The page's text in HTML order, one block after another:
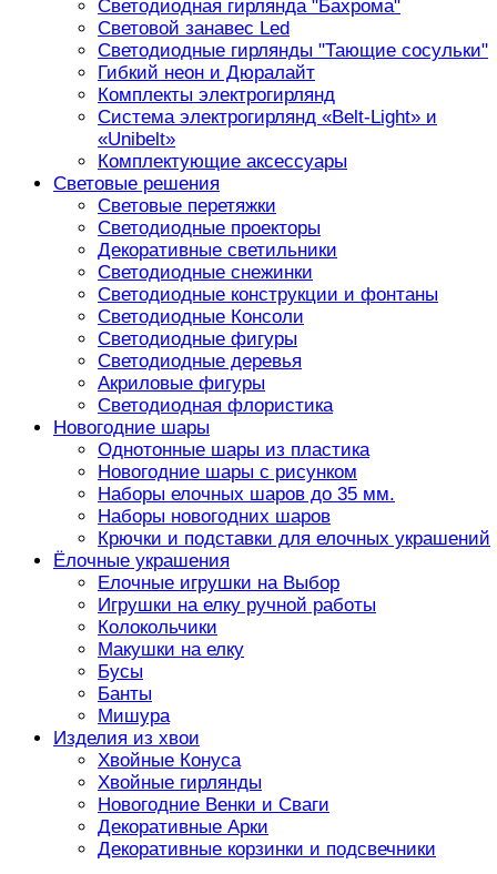
Светодиодная гирлянда "Бахрома"
Световой занавес Led
Светодиодные гирлянды "Тающие сосульки"
Гибкий неон и Дюралайт
Комплекты электрогирлянд
Система электрогирлянд «Belt-Light» и
«Unibelt»
Комплектующие аксессуары
Световые решения
Световые перетяжки
Светодиодные проекторы
Декоративные светильники
Светодиодные снежинки
Светодиодные конструкции и фонтаны
Светодиодные Консоли
Светодиодные фигуры
Светодиодные деревья
Акриловые фигуры
Светодиодная флористика
Новогодние шары
Однотонные шары из пластика
Новогодние шары с рисунком
Наборы елочных шаров до 35 мм.
Наборы новогодних шаров
Крючки и подставки для елочных украшений
Ёлочные украшения
Елочные игрушки на Выбор
Игрушки на елку ручной работы
Колокольчики
Макушки на елку
Бусы
Банты
Мишура
Изделия из хвои
Хвойные Конуса
Хвойные гирлянды
Новогодние Венки и Сваги
Декоративные Арки
Декоративные корзинки и подсвечники